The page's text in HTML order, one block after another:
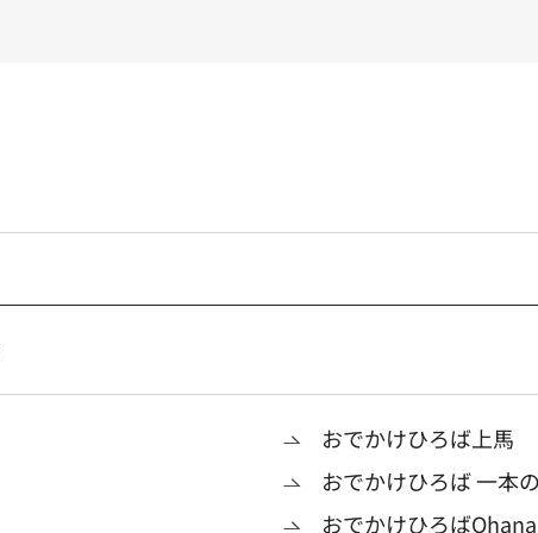
おでかけひろば上馬
おでかけひろば 一本
おでかけひろばOhana